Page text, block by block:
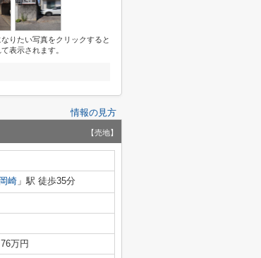
りたい写真をクリックすると
表示されます。
情報の見方
【売地】
崎 」駅 徒歩35分
万円